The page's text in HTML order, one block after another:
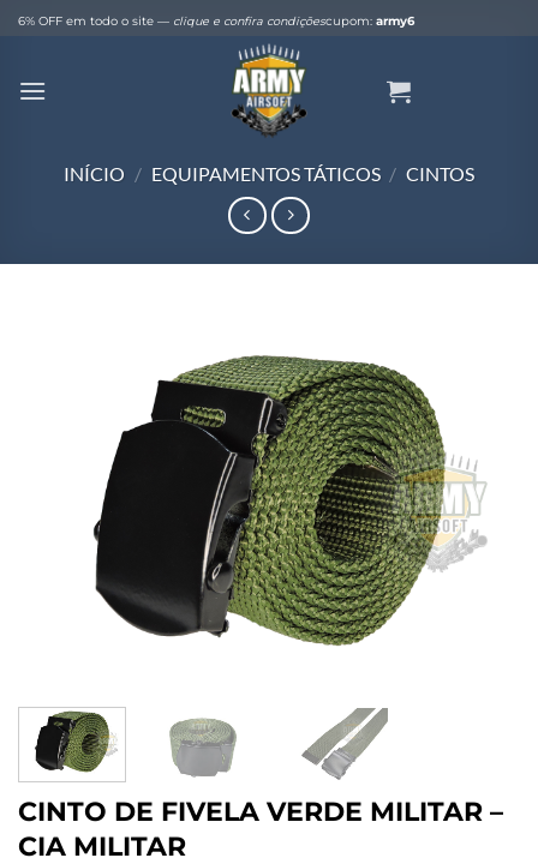
Skip6% OFF em todo o site — clique e confira condiçõescupom: army6
INÍCIO / EQUIPAMENTOS TÁTICOS / CINTOS
CINTO DE FIVELA VERDE MILITAR –
CIA MILITAR